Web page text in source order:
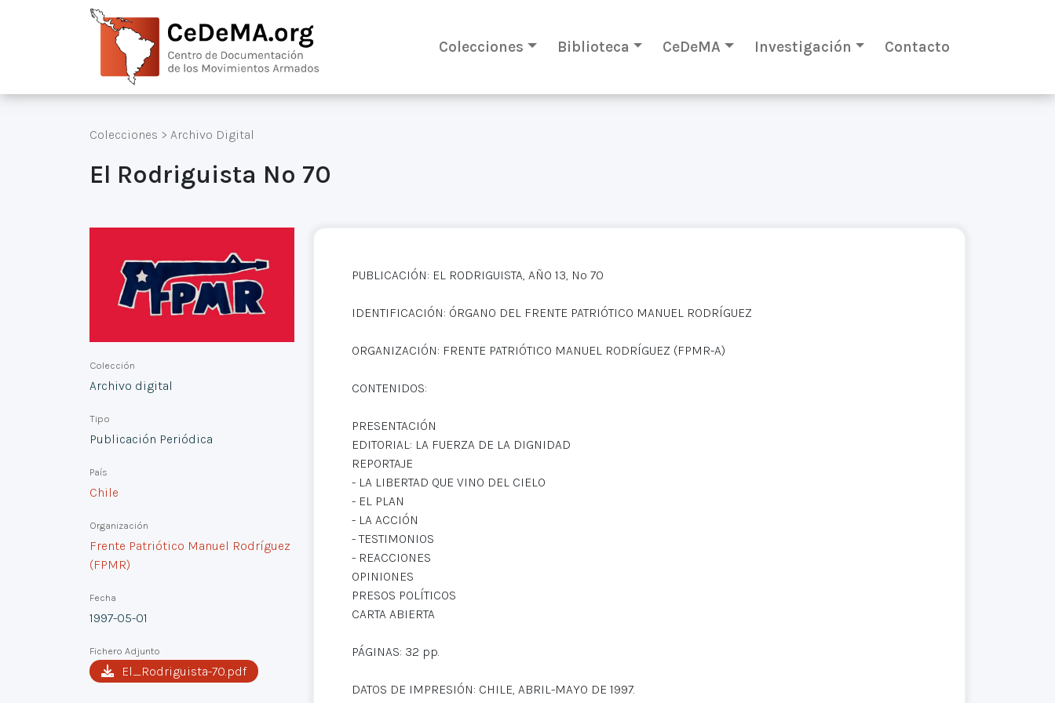
Colecciones Biblioteca CeDeMA Investigación Contacto
Colecciones > Archivo Digital
El Rodriguista Nº 70
Colección
Archivo digital
Tipo
Publicación Periódica
País
Chile
Organización
Frente Patriótico Manuel Rodríguez
(FPMR)
Fecha
1997-05-01
Fichero Adjunto
El_Rodriguista-70.pdf
PUBLICACIÓN: EL RODRIGUISTA, AÑO 13, Nº 70
IDENTIFICACIÓN: ÓRGANO DEL FRENTE PATRIÓTICO MANUEL RODRÍGUEZ
ORGANIZACIÓN: FRENTE PATRIÓTICO MANUEL RODRÍGUEZ (FPMR-A)
CONTENIDOS:
PRESENTACIÓN
EDITORIAL: LA FUERZA DE LA DIGNIDAD
REPORTAJE
- LA LIBERTAD QUE VINO DEL CIELO
- EL PLAN
- LA ACCIÓN
- TESTIMONIOS
- REACCIONES
OPINIONES
PRESOS POLÍTICOS
CARTA ABIERTA
PÁGINAS: 32 pp.
DATOS DE IMPRESIÓN: CHILE, ABRIL-MAYO DE 1997.